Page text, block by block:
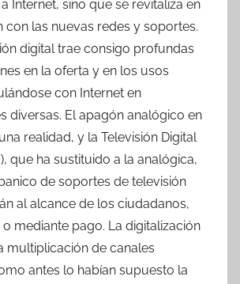
Internet, sino que se revitaliza en
con las nuevas redes y soportes.
digital trae consigo profundas
en la oferta y en los usos
con Internet en
diversas. El apagón analógico en
realidad, y la Televisión Digital
que ha sustituido a la analógica,
de soportes de televisión
al alcance de los ciudadanos,
mediante pago. La digitalización
multiplicación de canales
antes lo habían supuesto la